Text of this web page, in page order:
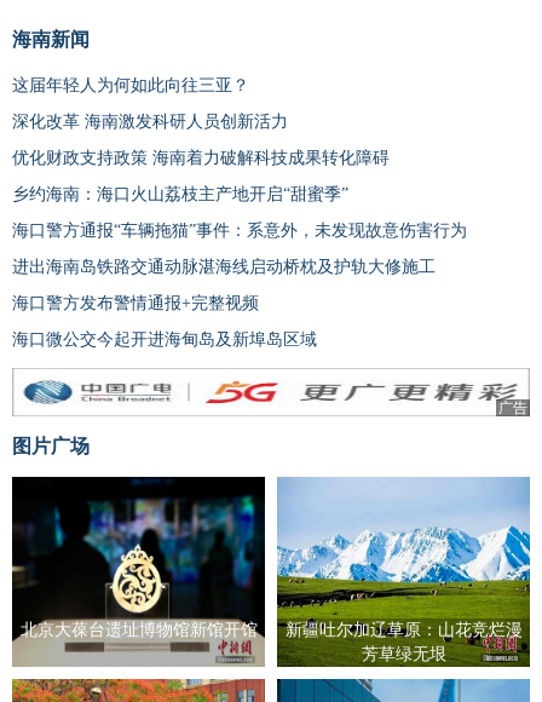
海南新闻
这届年轻人为何如此向往三亚？
深化改革 海南激发科研人员创新活力
优化财政支持政策 海南着力破解科技成果转化障碍
乡约海南：海口火山荔枝主产地开启“甜蜜季”
海口警方通报“车辆拖猫”事件：系意外，未发现故意伤害行为
进出海南岛铁路交通动脉湛海线启动桥枕及护轨大修施工
海口警方发布警情通报+完整视频
海口微公交今起开进海甸岛及新埠岛区域
广告
图片广场
北京大葆台遗址博物馆新馆开馆
新疆吐尔加辽草原：山花竞烂漫
芳草绿无垠